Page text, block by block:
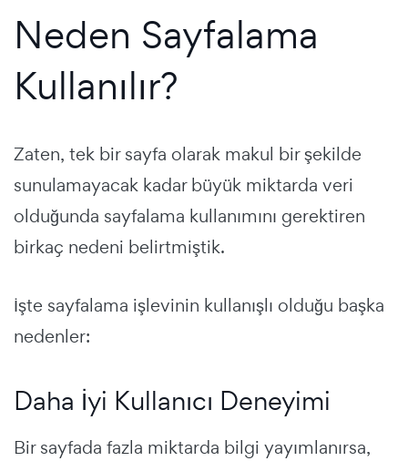
Neden Sayfalama
Kullanılır?
Zaten, tek bir sayfa olarak makul bir şekilde
sunulamayacak kadar büyük miktarda veri
olduğunda sayfalama kullanımını gerektiren
birkaç nedeni belirtmiştik.
İşte sayfalama işlevinin kullanışlı olduğu başka
nedenler:
Daha İyi Kullanıcı Deneyimi
Bir sayfada fazla miktarda bilgi yayımlanırsa,